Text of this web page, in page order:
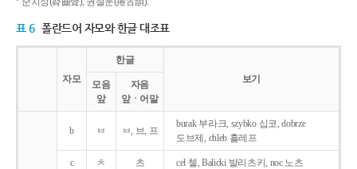
표 6 폴란드어 자모와 한글 대조표
자모
한글
보기
모음
앞
자음
앞ㆍ어말
b ㅂ ㅂ, 브, 프
burak 부라크, szybko 십코, dobrze
도브제, chleb 흘레프
c ㅊ 츠 cel 첼, Balicki 발리츠키, noc 노츠